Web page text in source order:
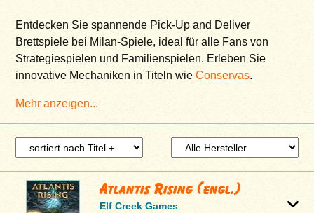
Entdecken Sie spannende Pick-Up and Deliver
Brettspiele bei Milan-Spiele, ideal für alle Fans von
Strategiespielen und Familienspielen. Erleben Sie
innovative Mechaniken in Titeln wieConservas.
Mehr anzeigen...
Atlantis Rising (engl.)
Elf Creek Games